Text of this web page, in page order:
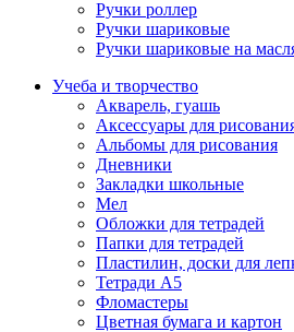
Ручки роллер
Ручки шариковые
Ручки шариковые на
Учеба и творчество
Акварель, гуашь
Аксессуары для
Альбомы для рисования
Дневники
Закладки школьные
Мел
Обложки для тетрадей
Папки для тетрадей
Пластилин, доски для
Тетради А5
Фломастеры
Цветная бумага и картон